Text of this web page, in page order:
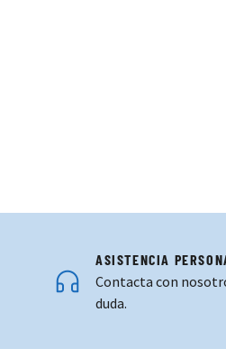
ASISTENCIA
Contacta con
duda.